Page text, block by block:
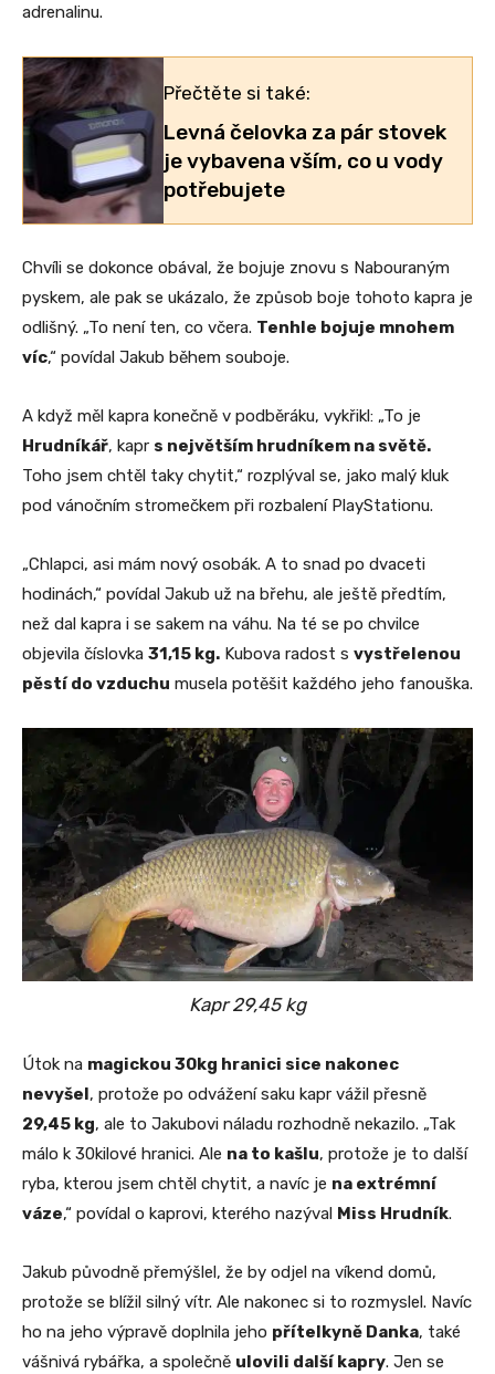
adrenalinu.
Přečtěte si také:
Levná čelovka za pár stovek
je vybavena vším, co u vody
potřebujete
Chvíli se dokonce obával, že bojuje znovu s Nabouraným
pyskem, ale pak se ukázalo, že způsob boje tohoto kapra je
odlišný. „To není ten, co včera. Tenhle bojuje mnohem
víc,“ povídal Jakub během souboje.
A když měl kapra konečně v podběráku, vykřikl: „To je
Hrudníkář, kapr s největším hrudníkem na světě.
Toho jsem chtěl taky chytit,“ rozplýval se, jako malý kluk
pod vánočním stromečkem při rozbalení PlayStationu.
„Chlapci, asi mám nový osobák. A to snad po dvaceti
hodinách,“ povídal Jakub už na břehu, ale ještě předtím,
než dal kapra i se sakem na váhu. Na té se po chvilce
objevila číslovka 31,15 kg. Kubova radost s vystřelenou
pěstí do vzduchu musela potěšit každého jeho fanouška.
Kapr 29,45 kg
Útok na magickou 30kg hranici sice nakonec
nevyšel , protože po odvážení saku kapr vážil přesně
29,45 kg, ale to Jakubovi náladu rozhodně nekazilo. „Tak
málo k 30kilové hranici. Ale na to kašlu, protože je to další
ryba, kterou jsem chtěl chytit, a navíc je na extrémní
váze,“ povídal o kaprovi, kterého nazýval Miss Hrudník.
Jakub původně přemýšlel, že by odjel na víkend domů,
protože se blížil silný vítr. Ale nakonec si to rozmyslel. Navíc
ho na jeho výpravě doplnila jeho přítelkyně Danka, také
vášnivá rybářka, a společně ulovili další kapry. Jen se